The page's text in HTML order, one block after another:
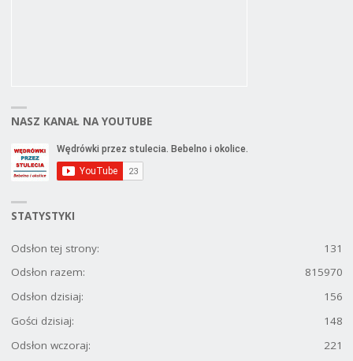
NASZ KANAŁ NA YOUTUBE
STATYSTYKI
131
Odsłon tej strony:
815970
Odsłon razem:
156
Odsłon dzisiaj:
148
Gości dzisiaj:
221
Odsłon wczoraj: